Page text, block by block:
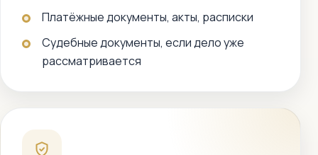
Платёжные документы, акты, расписки
Судебные документы, если дело уже
рассматривается